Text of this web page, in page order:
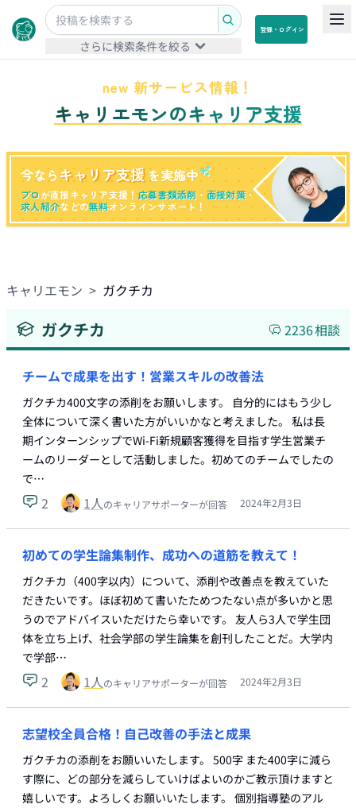
さらに検索条件を絞る
登録・ログイン
new 新サービス情報！
キャリエモンのキャリア支援
今なら キャリア支援 を実施中
プロが直接キャリア支援！応募書類添削 ・ 面接対策・
求人紹介などの無料オンラインサポート！
キャリエモン > ガクチカ
ガクチカ 2236相談
チームで成果を出す！営業スキルの改善法
ガクチカ400文字の添削をお願いします。 自分的にはもう少し
全体について深く書いた方がいいかなと考えました。 私は長
期インターンシップでWi-Fi新規顧客獲得を目指す学生営業チ
ームのリーダーとして活動しました。初めてのチームでしたの
で…
2 1人のキャリアサポーターが回答 2024年2月3日
初めての学生論集制作、成功への道筋を教えて！
ガクチカ（400字以内）について、添削や改善点を教えていた
だきたいです。ほぼ初めて書いたためつたない点が多いかと思
うのでアドバイスいただけたら幸いです。 友人ら3人で学生団
体を立ち上げ、社会学部の学生論集を創刊したことだ。大学内
で学部…
2 1人のキャリアサポーターが回答 2024年2月3日
志望校全員合格！自己改善の手法と成果
ガクチカの添削をお願いいたします。 500字 また400字に減ら
す際に、どの部分を減らしていけばよいのかご教示頂けますと
嬉しいです。よろしくお願いいたします。 個別指導塾のアル